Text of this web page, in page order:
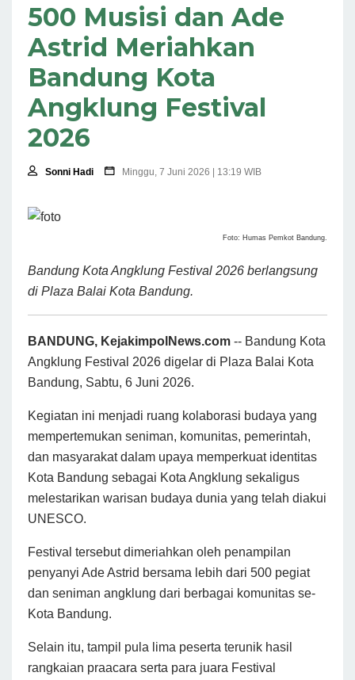
500 Musisi dan Ade
Astrid Meriahkan
Bandung Kota
Angklung Festival
2026
Sonni Hadi Minggu, 7 Juni 2026 | 13:19 WIB
Foto: Humas Pemkot Bandung.
Bandung Kota Angklung Festival 2026 berlangsung
di Plaza Balai Kota Bandung.
BANDUNG, KejakimpolNews.com -- Bandung Kota
Angklung Festival 2026 digelar di Plaza Balai Kota
Bandung, Sabtu, 6 Juni 2026.
Kegiatan ini menjadi ruang kolaborasi budaya yang
mempertemukan seniman, komunitas, pemerintah,
dan masyarakat dalam upaya memperkuat identitas
Kota Bandung sebagai Kota Angklung sekaligus
melestarikan warisan budaya dunia yang telah diakui
UNESCO.
Festival tersebut dimeriahkan oleh penampilan
penyanyi Ade Astrid bersama lebih dari 500 pegiat
dan seniman angklung dari berbagai komunitas se-
Kota Bandung.
Selain itu, tampil pula lima peserta terunik hasil
rangkaian praacara serta para juara Festival